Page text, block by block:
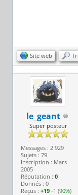
Site web
le_geant
Super posteur
Messages : 2 929
Sujets : 79
Inscription : Mars
2005
Réputation :0
Donnés : 0
Reçus :+19 -1 (90%)